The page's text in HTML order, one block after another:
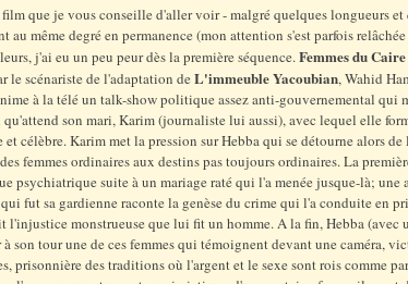
que je vous conseille d'aller voir- malgré quelques longueurs et
au même degré en permanence (mon attention s'est parfois
j'ai eu un peu peur dès la première séquence.Femmes du Caire
le scénariste de l'adaptation de L'immeuble Yacoubian, Wahid
à la télé un talk-show politique assez anti-gouvernemental qui
son mari, Karim (journaliste lui aussi), avec lequel elle
et célèbre. Karim met la pression sur Hebba qui se détourne alors
femmes ordinaires aux destins pas toujours ordinaires. La
psychiatrique suite à un mariage raté qui l'a menée jusque-là;
fut sa gardienne raconte la genèse du crime qui l'a conduite en
l'injustice monstrueuse que lui fit un homme. A la fin, Hebba (avec
son tour une de ces femmes qui témoignent devant une caméra,
prisonnière des traditions où l'argent et le sexe sont rois comme